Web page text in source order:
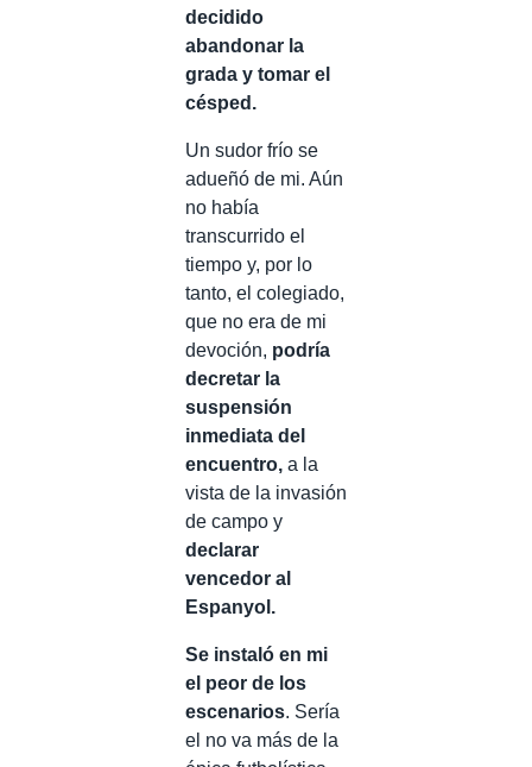
decidido
abandonar la
grada y tomar el
césped.
Un sudor frío se
adueñó de mi. Aún
no había
transcurrido el
tiempo y, por lo
tanto, el colegiado,
que no era de mi
devoción, podría
decretar la
suspensión
inmediata del
encuentro, a la
vista de la invasión
de campo y
declarar
vencedor al
Espanyol.
Se instaló en mi
el peor de los
escenarios. Sería
el no va más de la